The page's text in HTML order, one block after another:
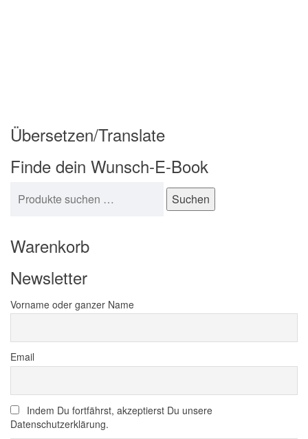
Übersetzen/Translate
Finde dein Wunsch-E-Book
Suchen
Warenkorb
Newsletter
Vorname oder ganzer Name
Email
Indem Du fortfährst, akzeptierst Du unsere
Datenschutzerklärung.